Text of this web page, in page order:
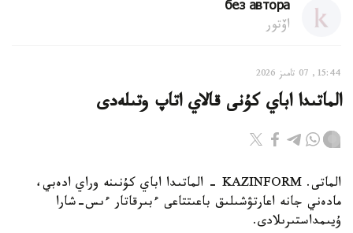
без автора
اۆتور
15:44, 07 تامىز 2026
الماتىدا اباي كۇنى قالاي اتاپ وتىلەدى
الماتى. KAZINFORM - الماتىدا اباي كۇنىنە وراي ادەبي،
مادەني جانە اعارتۋشىلىق باعىتتاعى ءبىرقاتار ءىس-شارا
ۇيىمداستىرىلادى.